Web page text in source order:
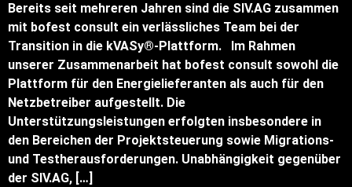
Bereits seit mehreren Jahren sind die SIV.AG zusammen
mit bofest consult ein verlässliches Team bei der
Transition in die kVASy®-Plattform. Im Rahmen
unserer Zusammenarbeit hat bofest consult sowohl die
Plattform für den Energielieferanten als auch für den
Netzbetreiber aufgestellt. Die
Unterstützungsleistungen erfolgten insbesondere in
den Bereichen der Projektsteuerung sowie Migrations-
und Testherausforderungen. Unabhängigkeit gegenüber
der SIV.AG, […]